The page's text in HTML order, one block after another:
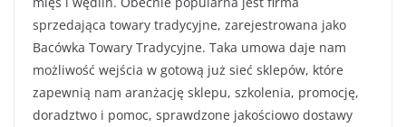
sprzedająca towary tradycyjne, zarejestrowana jako
Bacówka Towary Tradycyjne. Taka umowa daje nam
możliwość wejścia w gotową już sieć sklepów, które
zapewnią nam aranżację sklepu, szkolenia, promocję,
doradztwo i pomoc, sprawdzone jakościowo dostawy